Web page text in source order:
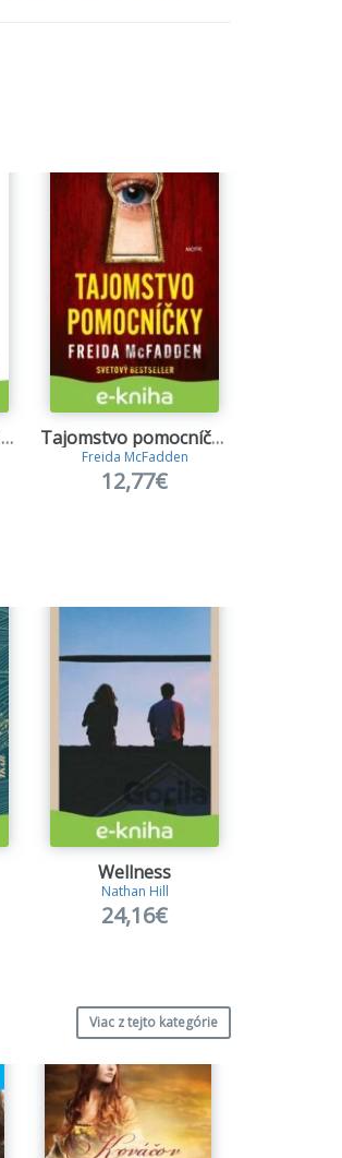
Kde si sa vydala, tam si mlieko pýtaj Tajomstvo pomocníčky
Freida McFadden
12,77€
Wellness
Nathan Hill
24,16€
Viac z tejto kategórie